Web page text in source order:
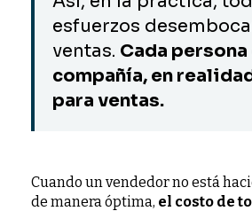
esfuerzos
ventas. Cada persona
compañía, en
para ventas.
Cuando un vendedor no está
de manera óptima, el costo de